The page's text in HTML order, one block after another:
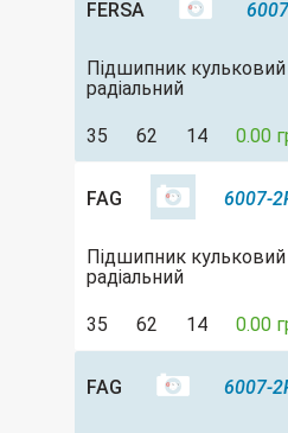
FERSA
Підшипник
радіальний
35 62 14 0.00
FAG 6007-
Підшипник
радіальний
35 62 14 0.00
FAG 6007-